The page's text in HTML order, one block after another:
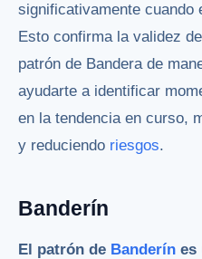
significativamente cuando
Esto confirma la validez
patrón de Bandera de
ayudarte a identificar
en la tendencia en curso,
y reduciendo riesgos.
Banderín
El patrón de Banderín es